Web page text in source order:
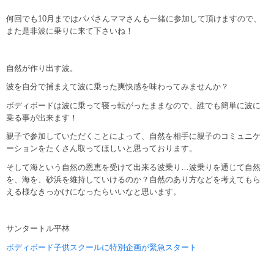
何回でも10月まではパパさんママさんも一緒に参加して頂けますので、
また是非波に乗りに来て下さいね！
自然が作り出す波。
波を自分で捕まえて波に乗った爽快感を味わってみませんか？
ボディボードは波に乗って寝っ転がったままなので、誰でも簡単に波に
乗る事が出来ます！
親子で参加していただくことによって、自然を相手に親子のコミュニケ
ーションをたくさん取ってほしいと思っております。
そして海という自然の恩恵を受けて出来る波乗り…波乗りを通じて自然
を、海を、砂浜を維持していけるのか？自然のあり方などを考えてもら
える様なきっかけになったらいいなと思います。
サンタートル平林
ボディボード子供スクールに特別企画が緊急スタート